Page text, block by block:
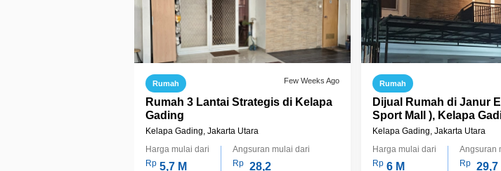
Rumah Few Weeks Ago
Rumah 3 Lantai Strategis di Kelapa
Gading
Kelapa Gading, Jakarta Utara
Harga mulai dari
Rp 5,7 M
Angsuran mulai dari
Rp 28,2
Rumah
Dijual Rumah di Janur Elok ( Blkg
Sport Mall ), Kelapa
Kelapa Gading, Jakarta Utara
Harga mulai dari
Rp 6 M
Angsuran
Rp 29,7